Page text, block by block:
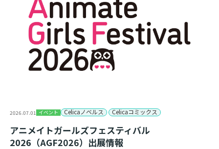
2026.07.01 イベント Celicaノベルス Celicaコミックス
アニメイトガールズフェスティバル
2026（AGF2026）出展情報